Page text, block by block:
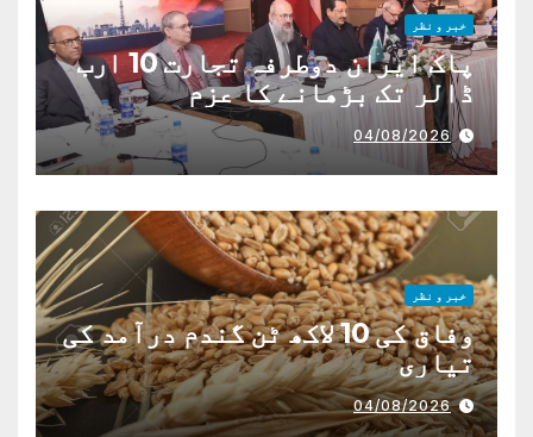
خبر و نظر
پاک ایران دوطرفہ تجارت 10 ارب
ڈالر تک بڑھانے کا عزم
04/08/2026
خبر و نظر
وفاق کی 10 لاکھ ٹن گندم درآمد کی
تیاری
04/08/2026